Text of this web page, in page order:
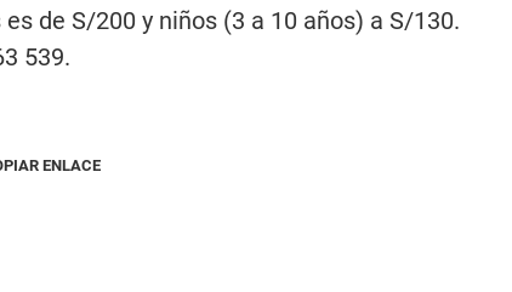
de S/200 y niños (3 a 10 años) a S/130.
539.
ENLACE